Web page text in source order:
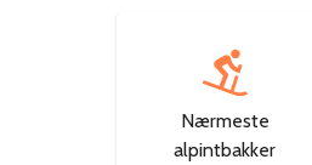
Nærmeste
alpintbakker